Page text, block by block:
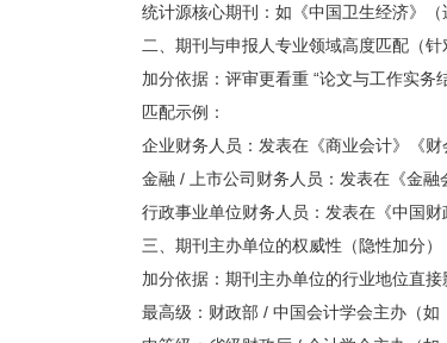
统计源核心期刊：如《中国卫生经济》
二、期刊与申报人专业领域高度匹配（针
加分依据：评审更看重 “论文与工作实务
匹配示例：
企业财务人员：发表在《商业会计》《
金融 / 上市公司财务人员：发表在《金融
行政事业单位财务人员：发表在《中国
三、期刊主办单位的权威性（隐性加分）
加分依据：期刊主办单位的行业地位直
最高级：财政部 / 中国会计学会主办（如